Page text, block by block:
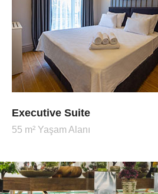
Executive Suite
55 m² Yaşam Alanı